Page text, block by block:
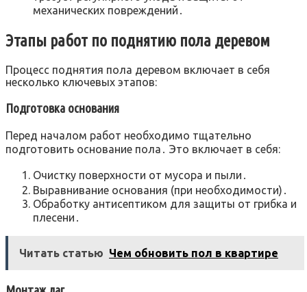
механических повреждений․
Этапы работ по поднятию пола деревом
Процесс поднятия пола деревом включает в себя
несколько ключевых этапов:
Подготовка основания
Перед началом работ необходимо тщательно
подготовить основание пола․ Это включает в себя:
Очистку поверхности от мусора и пыли․
Выравнивание основания (при необходимости)․
Обработку антисептиком для защиты от грибка и
плесени․
Читать статью Чем обновить пол в квартире